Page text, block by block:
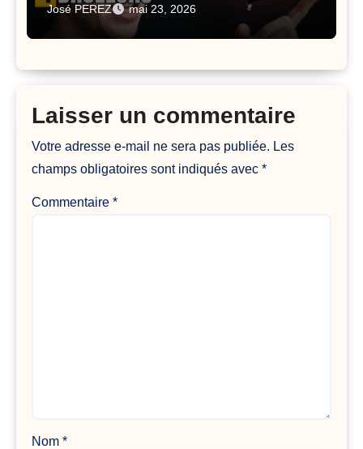
José PEREZ mai 23, 2026
Laisser un commentaire
Votre adresse e-mail ne sera pas publiée. Les
champs obligatoires sont indiqués avec*
Commentaire*
Nom*